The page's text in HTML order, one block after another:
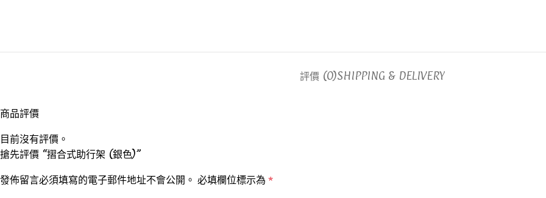
評價 (0)SHIPPING & DELIVERY
商品評價
目前沒有評價。
搶先評價 “摺合式助行架 (銀色)”
發佈留言必須填寫的電子郵件地址不會公開。 必填欄位標示為 *